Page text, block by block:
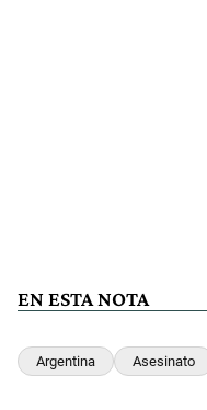
EN ESTA NOTA
Argentina Asesinato